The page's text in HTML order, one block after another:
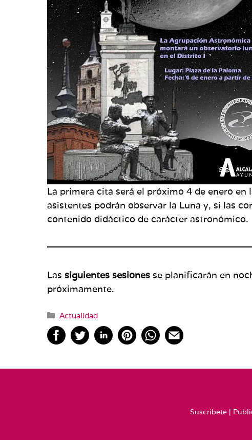
La primera cita será el próximo 4 de enero en
asistentes podrán observar la Luna y, si las
contenido didáctico de carácter astronómico.
Las siguientes sesiones se planificarán en
próximamente.
Categorías
Actualidad
Suscríbete|